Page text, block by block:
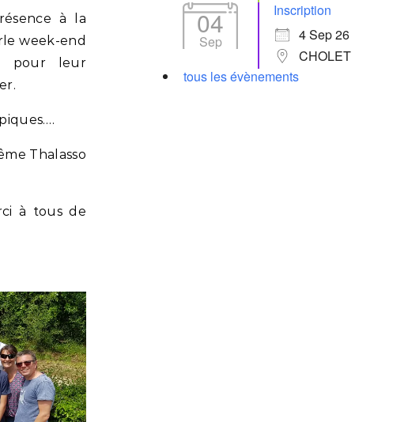
week-end
pour leur
Thalasso
à tous de
04
Sep
Inscription
4 Sep 26
CHOLET
tous les évènements